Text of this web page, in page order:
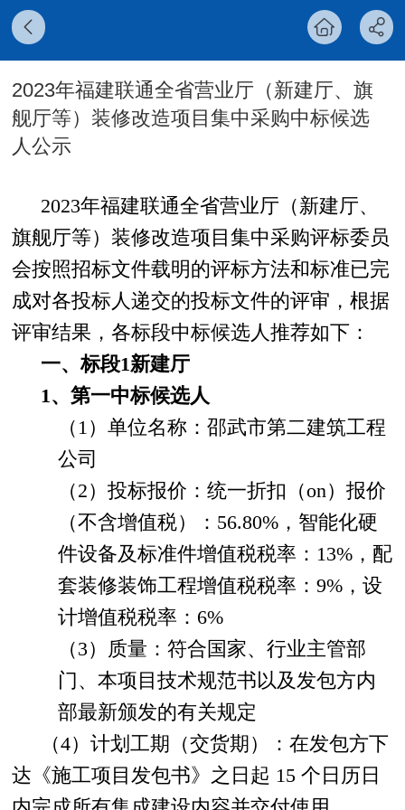
2023年福建联通全省营业厅（新建厅、旗
舰厅等）装修改造项目集中采购中标候选
人公示
2023年福建联通全省营业厅（新建厅、
旗舰厅等）装修改造项目集中采购评标委员
会按照招标文件载明的评标方法和标准已完
成对各投标人递交的投标文件的评审， 根据
评审结果，各标段中标候选人推荐如下：
一、标段1新建厅
1、 第一中标候选人
（1）单位名称：邵武市第二建筑工程
公司
（2）投标报价：统一折扣（on）报价
（不含增值税）： 56.80% ，智能化硬
件设备及标准件增值税税率： 13% ，配
套装修装饰工程增值税税率：9%，设
计增值税税率：6%
（3）质量：符合国家、行业主管部
门、本项目技术规范书以及发包方内
部最新颁发的有关规定
（4）计划工期（交货期）： 在发包方下
达《施工项目发包书》之日起 15 个日历日